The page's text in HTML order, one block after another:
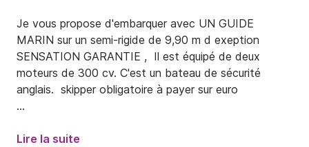
Je vous propose d'embarquer avec UN GUIDE
MARIN sur un semi-rigide de 9,90 m d exeption
SENSATION GARANTIE ,  Il est équipé de deux
moteurs de 300 cv. C'est un bateau de sécurité
anglais.  skipper obligatoire à payer sur euro
L'abus d'alcool, notamment pour le capitaine, n'est
Lire la suite